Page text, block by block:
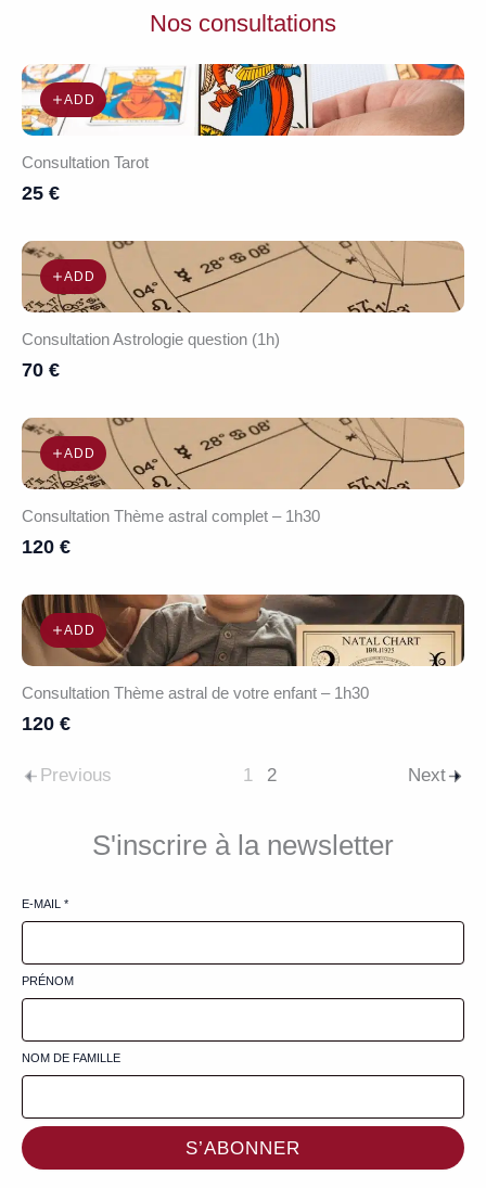
« J’apprends
à
lire
les
cartes
tarot ».
Nos consultations
ADD
Consultation Tarot
25 €
ADD
Consultation Astrologie question (1h)
70 €
ADD
Consultation Thème astral complet – 1h30
120 €
ADD
Consultation Thème astral de votre enfant – 1h30
120 €
Previous 1 2 Next
S'inscrire à la newsletter
E-MAIL *
PRÉNOM
NOM DE FAMILLE
S’ABONNER